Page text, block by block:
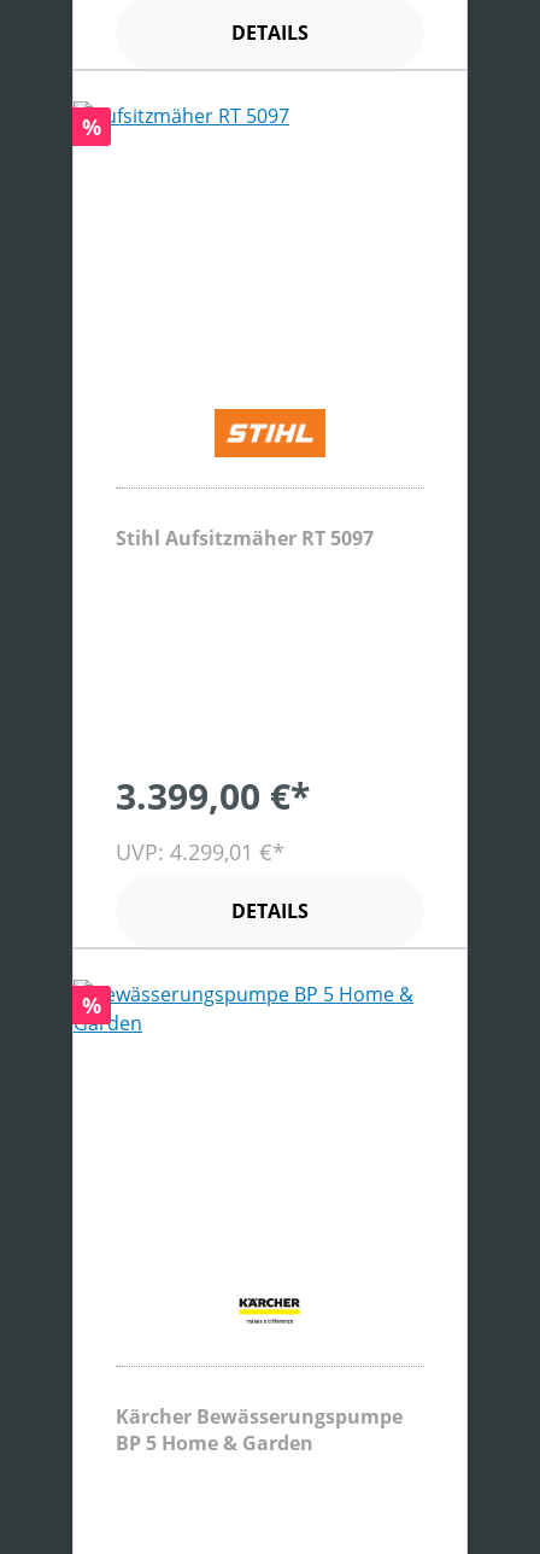
DETAILS
Rabatt
%
Stihl Aufsitzmäher RT 5097
3.399,00 €*
UVP: 4.299,01 €*
DETAILS
Rabatt
%
Kärcher Bewässerungspumpe
BP 5 Home & Garden